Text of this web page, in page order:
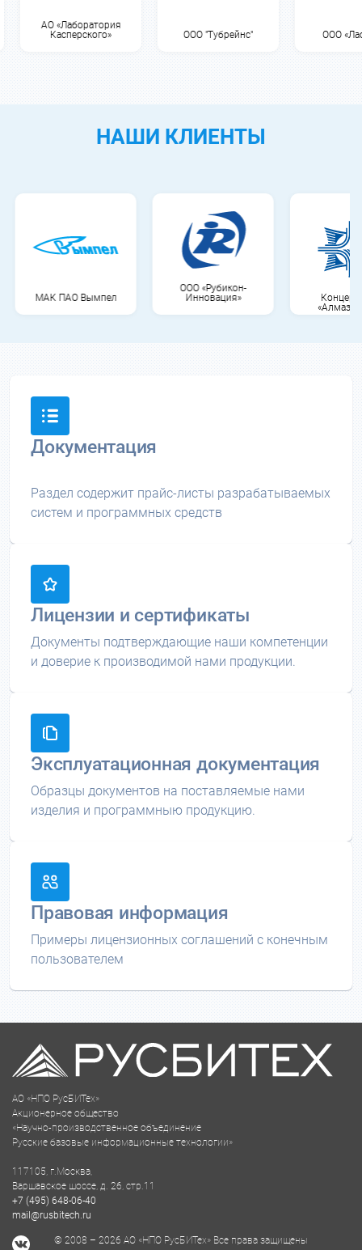
АО «Лаборатория
Касперского»
ООО "Тубрейнс" ООО
НАШИ КЛИЕНТЫ
МАК ПАО Вымпел
ООО «Рубикон-
Инновация»
Концерн ВКО
«Алмаз-Антей»
Документация
Раздел содержит прайс-листы разрабатываемых
систем и программных средств
Лицензии и сертификаты
Документы подтверждающие наши компетенции
и доверие к производимой нами продукции.
Эксплуатационная документация
Образцы документов на поставляемые нами
изделия и программныю продукцию.
Правовая информация
Примеры лицензионных соглашений с конечным
пользователем
АО «НПО РусБИТех»
Акционерное общество
«Научно-производственное объединение
Русские базовые информационные технологии»
117105, г.Москва,
Варшавское шоссе, д. 26, стр.11
+7 (495) 648-06-40
mail@rusbitech.ru
© 2008 – 2026 АО «НПО РусБИТех» Все права защищены